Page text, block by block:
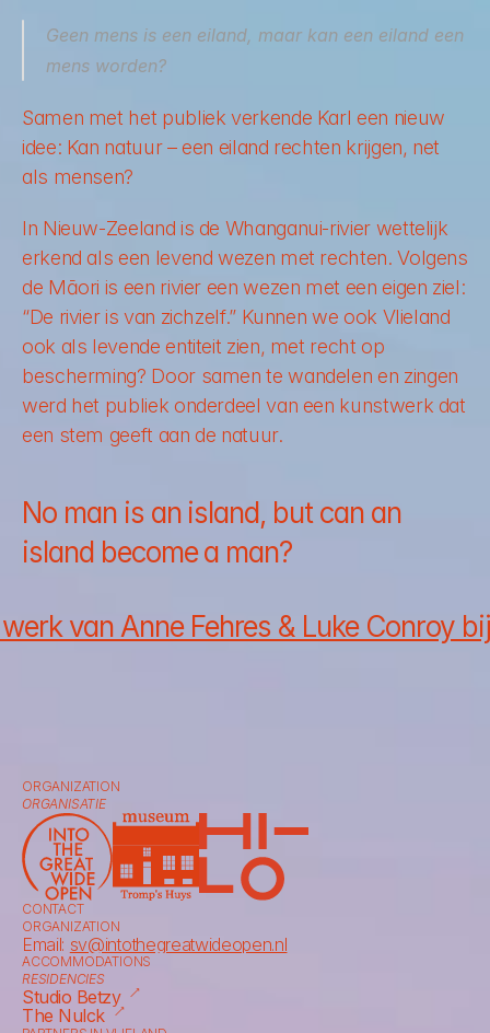
Geen mens is een eiland, maar kan een eiland een
mens worden?
Samen met het publiek verkende Karl een nieuw
idee: Kan natuur – een eiland rechten krijgen, net
als mensen?
In Nieuw-Zeeland is de Whanganui-rivier wettelijk
erkend als een levend wezen met rechten. Volgens
de Māori is een rivier een wezen met een eigen ziel:
“De rivier is van zichzelf.” Kunnen we ook Vlieland
ook als levende entiteit zien, met recht op
bescherming? Door samen te wandelen en zingen
werd het publiek onderdeel van een kunstwerk dat
een stem geeft aan de natuur.
No man is an island, but can an
island become a man?
van Anne Fehres & Luke Conroy
ORGANIZATION
ORGANISATIE
CONTACT
ORGANIZATION
Email: sv@intothegreatwideopen.nl
ACCOMMODATIONS
RESIDENCIES
Studio Betzy ⟶
The Nulck ⟶